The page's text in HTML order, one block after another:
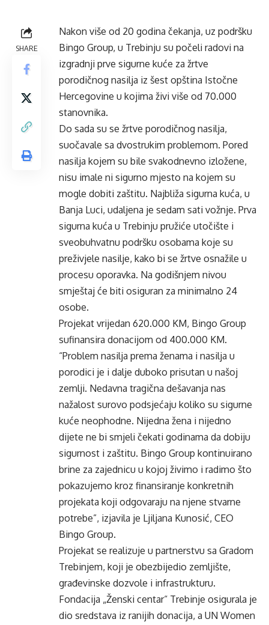
SHARE
Nakon više od 20 godina čekanja, uz podršku
Bingo Group, u Trebinju su počeli radovi na
izgradnji prve sigurne kuće za žrtve
porodičnog nasilja iz šest opština Istočne
Hercegovine u kojima živi više od 70.000
stanovnika.
Do sada su se žrtve porodičnog nasilja,
suočavale sa dvostrukim problemom. Pored
nasilja kojem su bile svakodnevno izložene,
nisu imale ni sigurno mjesto na kojem su
mogle dobiti zaštitu. Najbliža sigurna kuća, u
Banja Luci, udaljena je sedam sati vožnje. Prva
sigurna kuća u Trebinju pružiće utočište i
sveobuhvatnu podršku osobama koje su
preživjele nasilje, kako bi se žrtve osnažile u
procesu oporavka. Na godišnjem nivou
smještaj će biti osiguran za minimalno 24
osobe.
Projekat vrijedan 620.000 KM, Bingo Group
sufinansira donacijom od 400.000 KM.
“Problem nasilja prema ženama i nasilja u
porodici je i dalje duboko prisutan u našoj
zemlji. Nedavna tragična dešavanja nas
nažalost surovo podsjećaju koliko su sigurne
kuće neophodne. Nijedna žena i nijedno
dijete ne bi smjeli čekati godinama da dobiju
sigurnost i zaštitu. Bingo Group kontinuirano
brine za zajednicu u kojoj živimo i radimo što
pokazujemo kroz finansiranje konkretnih
projekata koji odgovaraju na njene stvarne
potrebe”, izjavila je Ljiljana Kunosić, CEO
Bingo Group.
Projekat se realizuje u partnerstvu sa Gradom
Trebinjem, koji je obezbijedio zemljište,
građevinske dozvole i infrastrukturu.
Fondacija „Ženski centar“ Trebinje osigurala je
dio sredstava iz ranijih donacija, a UN Women